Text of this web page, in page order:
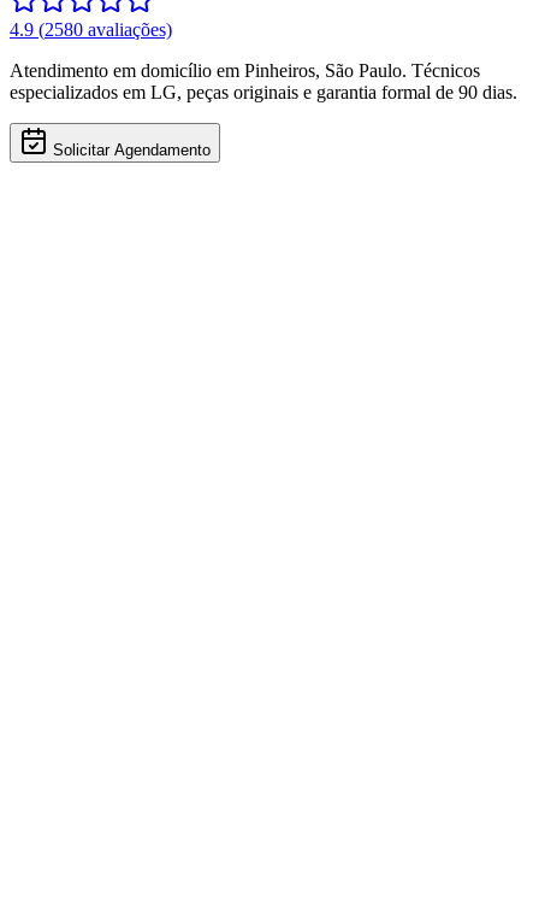
4.9 (2580 avaliações)
Atendimento em domicílio em Pinheiros, São Paulo. Técnicos
especializados em LG, peças originais e garantia formal de 90 dias.
Solicitar Agendamento